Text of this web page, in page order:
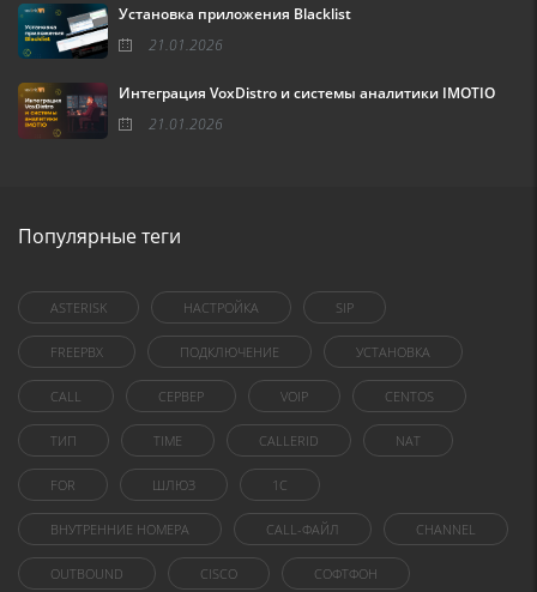
Установка приложения Blacklist
21.01.2026
Интеграция VoxDistro и системы аналитики IMOTIO
21.01.2026
Популярные теги
ASTERISK НАСТРОЙКА SIP
FREEPBX ПОДКЛЮЧЕНИЕ УСТАНОВКА
CALL СЕРВЕР VOIP CENTOS
ТИП TIME CALLERID NAT
FOR ШЛЮЗ 1C
ВНУТРЕННИЕ НОМЕРА CALL-ФАЙЛ CHANNEL
OUTBOUND CISCO СОФТФОН